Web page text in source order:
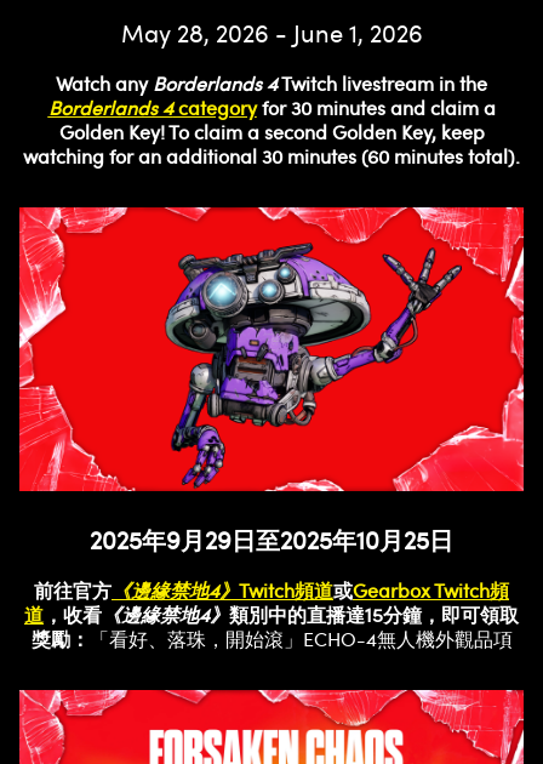
May 28, 2026 - June 1, 2026
Watch anyBorderlands 4Twitch livestream in the
Borderlands 4categoryfor 30 minutes and claim a
Golden Key! To claim a second Golden Key, keep
watching for an additional 30 minutes (60 minutes total).
2025年9月29日至2025年10月25日
前往官方 《邊緣禁地4》 Twitch頻道或Gearbox Twitch頻
道 ，收看 《邊緣禁地4》 類別中的直播達15分鐘，即可領取
獎勵：
「看好、落珠，開始滾」ECHO-4無人機外觀品項